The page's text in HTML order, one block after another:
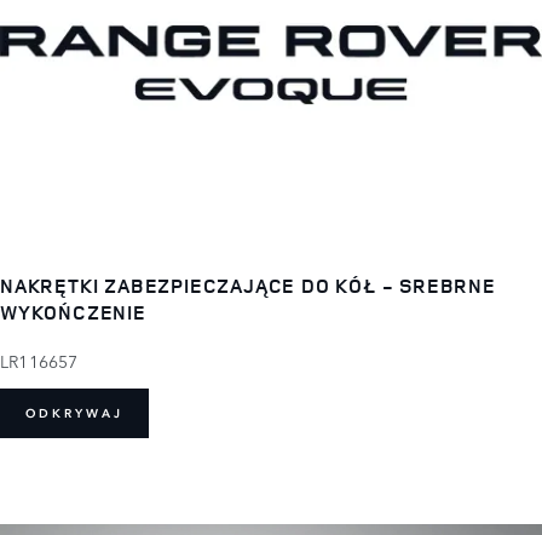
NAKRĘTKI ZABEZPIECZAJĄCE DO KÓŁ - SREBRNE
WYKOŃCZENIE
LR116657
ODKRYWAJ